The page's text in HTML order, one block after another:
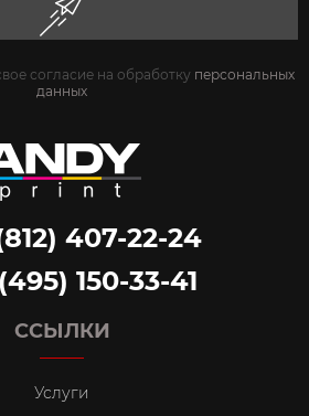
согласие на обработку персональных
данных
ССЫЛКИ
Услуги
407-22-24
150-33-41